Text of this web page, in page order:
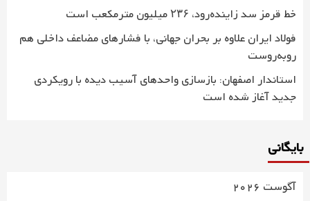
خط قرمز سد زاینده‌رود، ۲۳۶ میلیون مترمکعب است
فولاد ایران علاوه بر بحران جهانی، با فشارهای مضاعف داخلی هم
روبه‌روست
استاندار اصفهان: بازسازی واحدهای آسیب دیده با رویکردی
جدید آغاز شده است
بایگانی
آگوست 2026